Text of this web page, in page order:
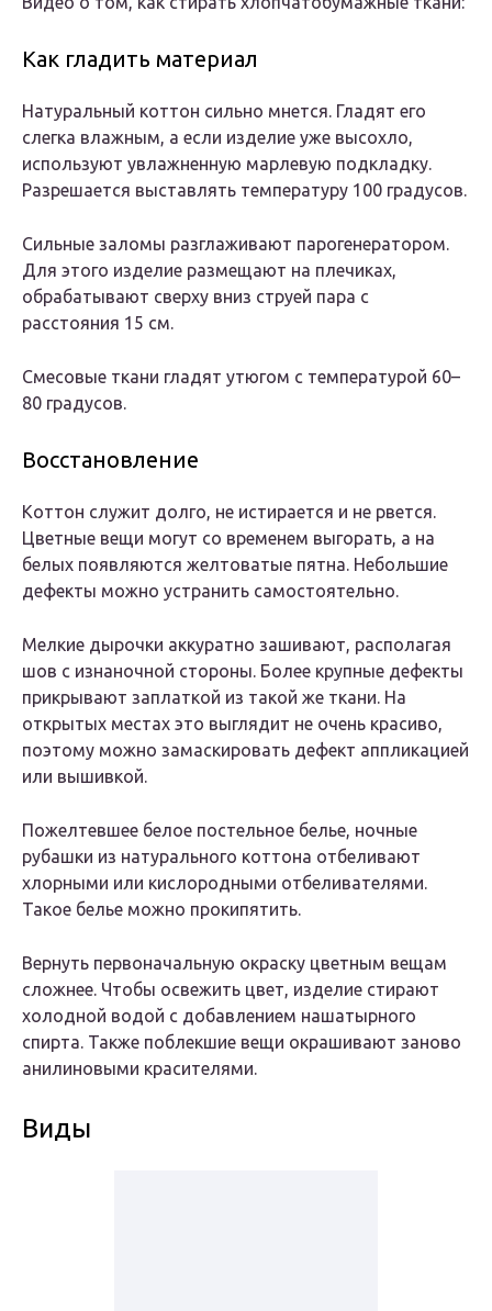
Как гладить материал
Натуральный коттон сильно мнется. Гладят его
слегка влажным, а если изделие уже высохло,
используют увлажненную марлевую подкладку.
Разрешается выставлять температуру 100 градусов.
Сильные заломы разглаживают парогенератором.
Для этого изделие размещают на плечиках,
обрабатывают сверху вниз струей пара с
расстояния 15 см.
Смесовые ткани гладят утюгом с температурой 60–
80 градусов.
Восстановление
Коттон служит долго, не истирается и не рвется.
Цветные вещи могут со временем выгорать, а на
белых появляются желтоватые пятна. Небольшие
дефекты можно устранить самостоятельно.
Мелкие дырочки аккуратно зашивают, располагая
шов с изнаночной стороны. Более крупные дефекты
прикрывают заплаткой из такой же ткани. На
открытых местах это выглядит не очень красиво,
поэтому можно замаскировать дефект аппликацией
или вышивкой.
Пожелтевшее белое постельное белье, ночные
рубашки из натурального коттона отбеливают
хлорными или кислородными отбеливателями.
Такое белье можно прокипятить.
Вернуть первоначальную окраску цветным вещам
сложнее. Чтобы освежить цвет, изделие стирают
холодной водой с добавлением нашатырного
спирта. Также поблекшие вещи окрашивают заново
анилиновыми красителями.
Виды